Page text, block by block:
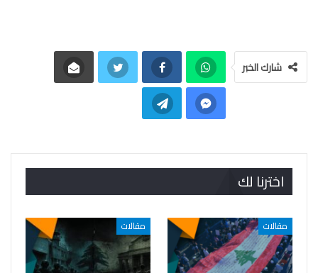
شارك الخبر
اخترنا لك
مقالات مقالات